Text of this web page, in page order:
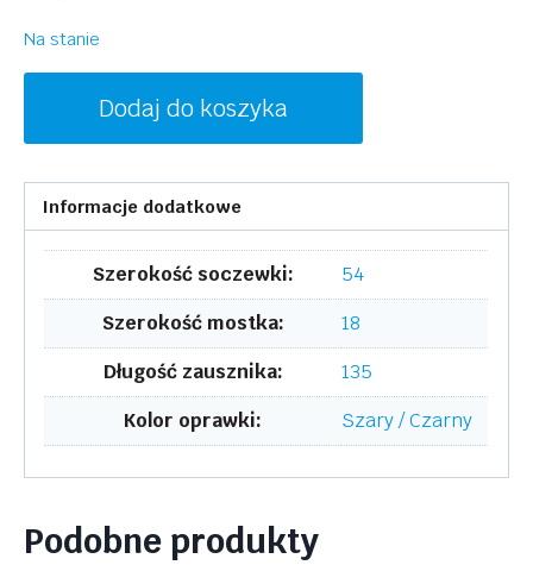
Na stanie
KARAN
DO501S
039
Dodaj do koszyka
Informacje dodatkowe
Szerokość soczewki:
54
Szerokość mostka:
18
Długość zausznika:
135
Kolor oprawki:
Szary / Czarny
Podobne produkty